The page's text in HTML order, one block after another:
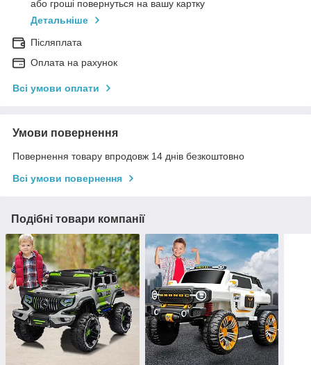
або гроші повернуться на вашу картку
Детальніше
Післяплата
Оплата на рахунок
Всі умови оплати
Умови повернення
Повернення товару впродовж 14 днів безкоштовно
Всі умови повернення
Подібні товари компанії